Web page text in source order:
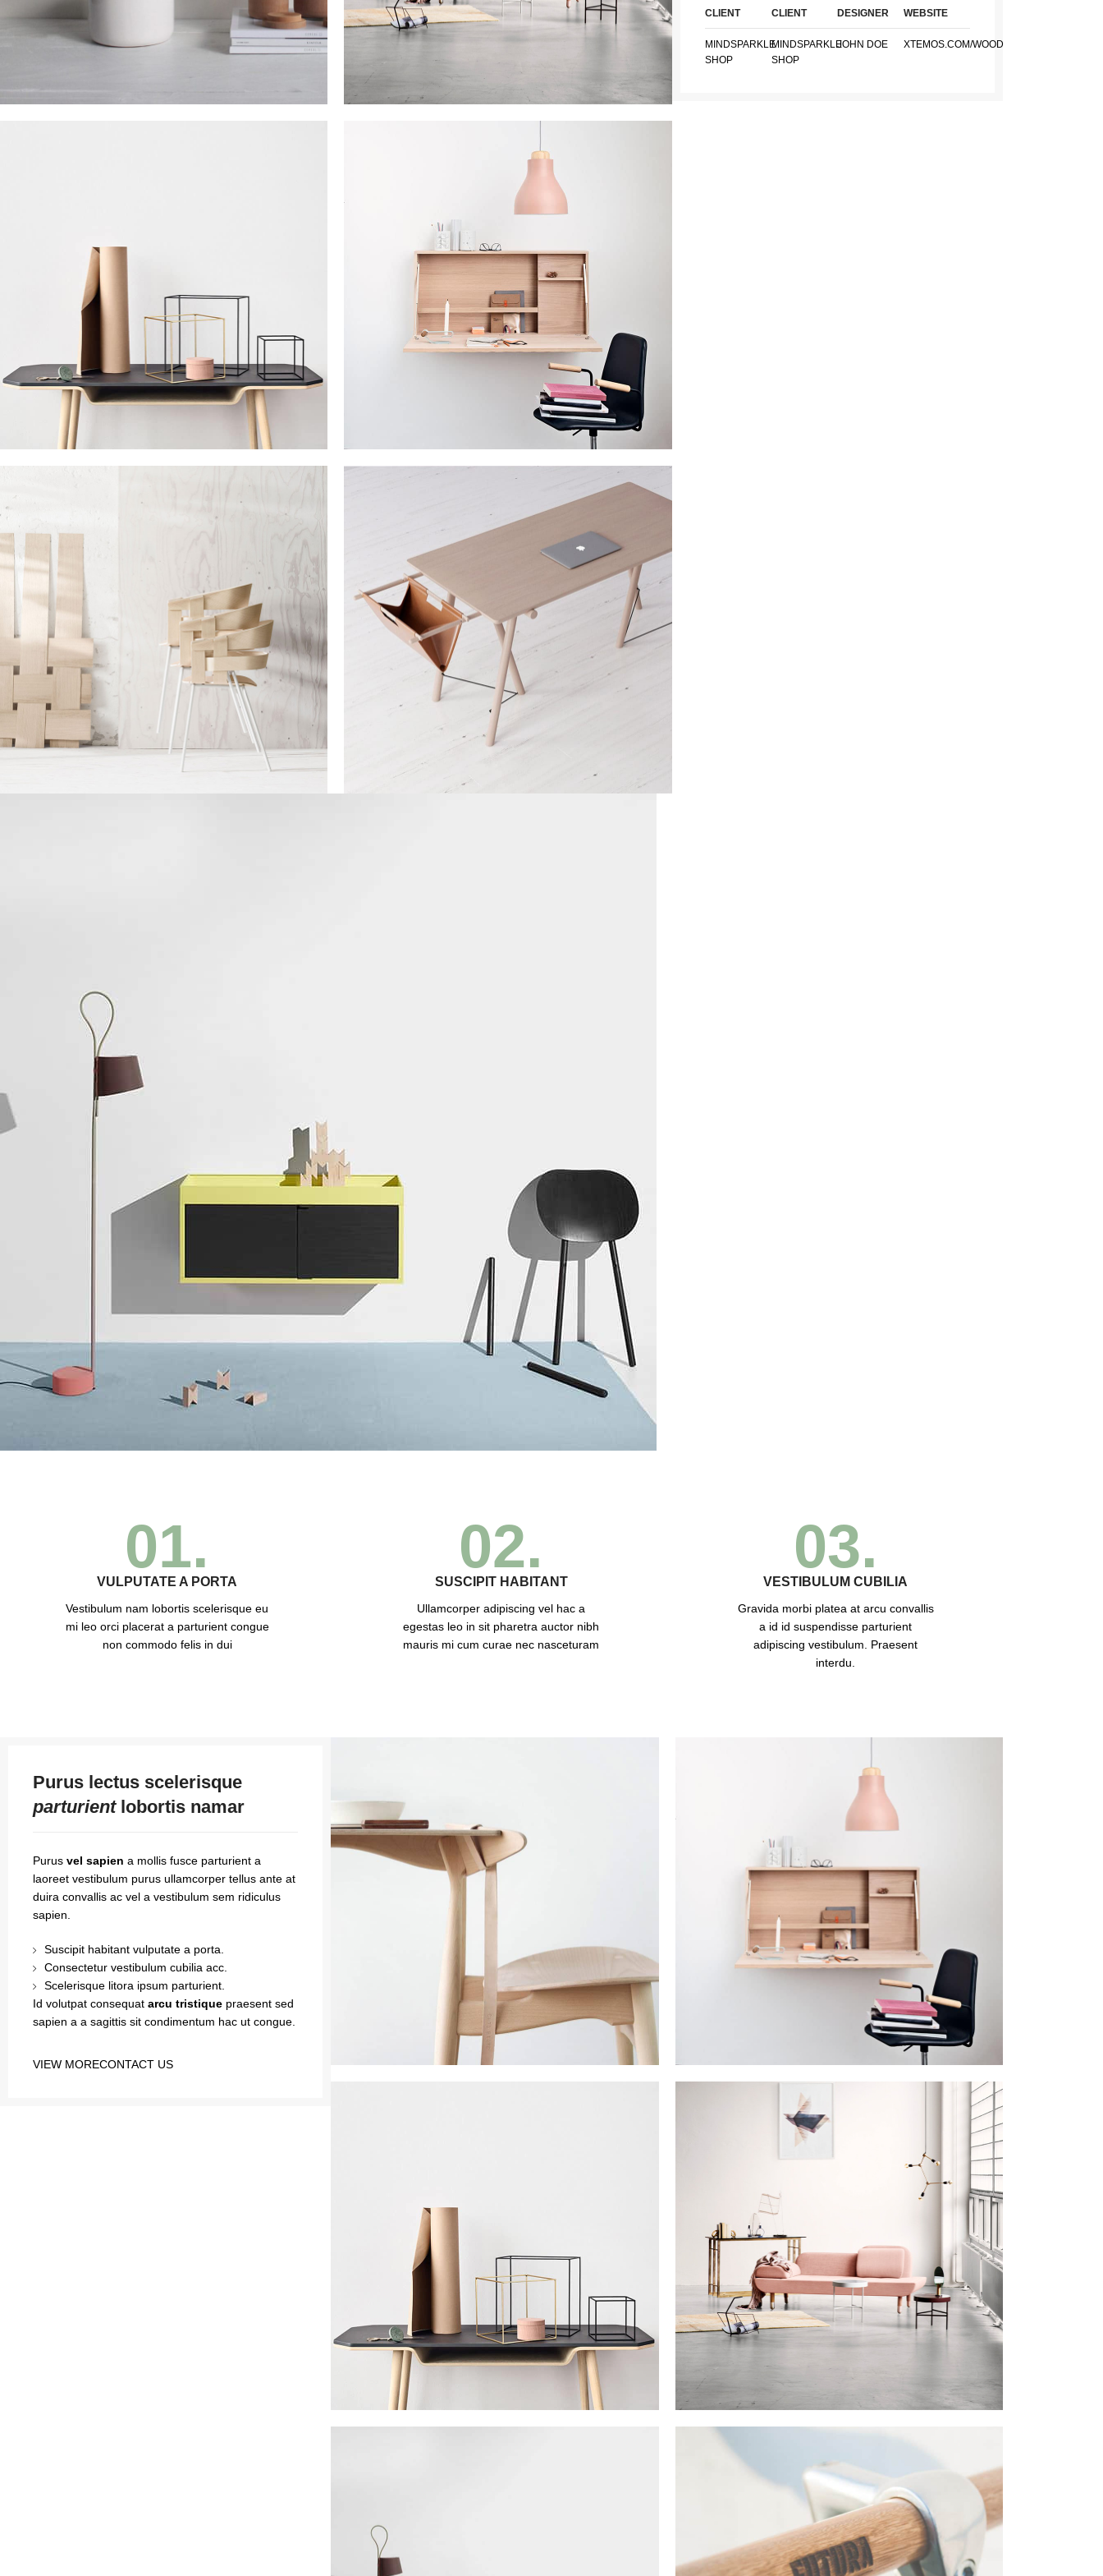
CLIENT
MINDSPARKLE
SHOP
CLIENT
MINDSPARKLE
SHOP
DESIGNER
JOHN DOE
WEBSITE
XTEMOS.COM/WOOD
01.
VULPUTATE A PORTA
Vestibulum nam lobortis scelerisque eu
mi leo orci placerat a parturient congue
non commodo felis in dui
02.
SUSCIPIT HABITANT
Ullamcorper adipiscing vel hac a
egestas leo in sit pharetra auctor nibh
mauris mi cum curae nec nasceturam
03.
VESTIBULUM CUBILIA
Gravida morbi platea at arcu convallis
a id id suspendisse parturient
adipiscing vestibulum. Praesent
interdu.
Purus lectus scelerisque
parturientlobortis namar
Purus vel sapien a mollis fusce parturient a
laoreet vestibulum purus ullamcorper tellus ante at
duira convallis ac vel a vestibulum sem ridiculus
sapien.
Suscipit habitant vulputate a porta.
Consectetur vestibulum cubilia acc.
Scelerisque litora ipsum parturient.
Id volutpat consequat arcu tristique praesent sed
sapien a a sagittis sit condimentum hac ut congue.
VIEW MORECONTACT US